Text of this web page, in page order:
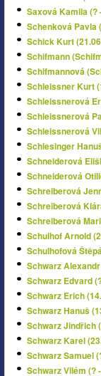
Saxová Kamila (?
Schenková Pavla
Schick Kurt
Schifmann
Schifmannová
Schleissner Kurt
Schleissnerová
Schleissnerová
Schleissnerová
Schlesinger
Schneiderová
Schneiderová
Schreiberová
Schreiberová
Schreiberová
Schulhof Arnold
Schulhofová
Schwarz
Schwarz Edvard
Schwarz Erich
Schwarz Hanuš
Schwarz Jindřich
Schwarz Karel
Schwarz Samuel
Schwarz Vilém (?